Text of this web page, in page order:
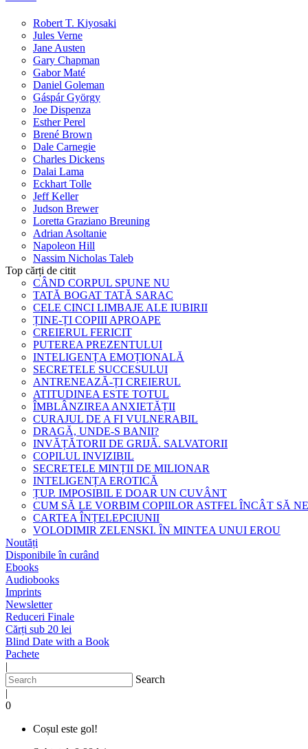
Robert T. Kiyosaki
Jules Verne
Jane Austen
Gary Chapman
Gabor Maté
Daniel Goleman
Gáspár György
Joe Dispenza
Esther Perel
Brené Brown
Dale Carnegie
Charles Dickens
Dalai Lama
Eckhart Tolle
Jeff Keller
Judson Brewer
Loretta Graziano Breuning
Adrian Asoltanie
Napoleon Hill
Nassim Nicholas Taleb
Top cărți de citit
CÂND CORPUL SPUNE NU
TATĂ BOGAT TATĂ SARAC
CELE CINCI LIMBAJE ALE IUBIRII
ȚINE-ȚI COPIII APROAPE
CREIERUL FERICIT
PUTEREA PREZENTULUI
INTELIGENȚA EMOȚIONALĂ
SECRETELE SUCCESULUI
ANTRENEAZĂ-ȚI CREIERUL
ATITUDINEA ESTE TOTUL
ÎMBLÂNZIREA ANXIETĂȚII
CURAJUL DE A FI VULNERABIL
DRAGĂ, UNDE-S BANII?
INVĂȚĂTORII DE GRIJĂ. SALVATORII
COPILUL INVIZIBIL
SECRETELE MINȚII DE MILIONAR
INTELIGENȚA EROTICĂ
ȚUP. IMPOSIBIL E DOAR UN CUVÂNT
CUM SĂ LE VORBIM COPIILOR ASTFEL ÎNCÂT SĂ
CARTEA ÎNȚELEPCIUNII
VOLODIMIR ZELENSKI. ÎN MINTEA UNUI EROU
Noutăți
Disponibile în curând
Ebooks
Audiobooks
Imprints
Newsletter
Reduceri Finale
Cărți sub 20 lei
Blind Date with a Book
Pachete
|
Search
|
0
Coșul este gol!